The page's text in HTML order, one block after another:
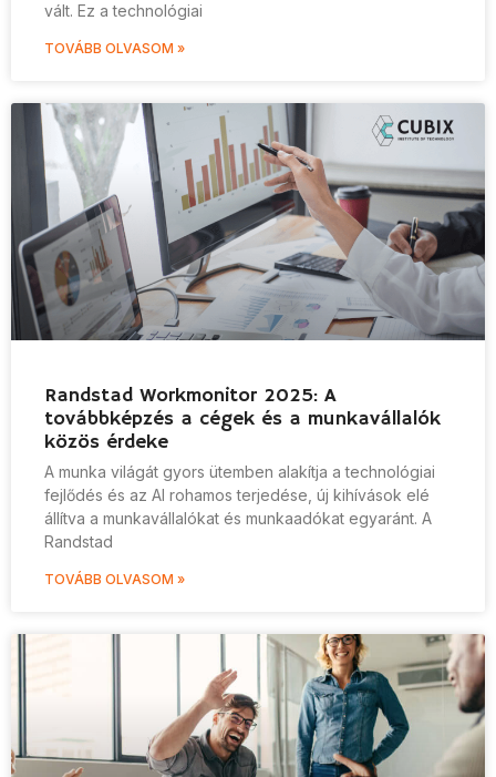
vált. Ez a technológiai
TOVÁBB OLVASOM »
Randstad Workmonitor 2025: A
továbbképzés a cégek és a munkavállalók
közös érdeke
A munka világát gyors ütemben alakítja a technológiai
fejlődés és az AI rohamos terjedése, új kihívások elé
állítva a munkavállalókat és munkaadókat egyaránt. A
Randstad
TOVÁBB OLVASOM »